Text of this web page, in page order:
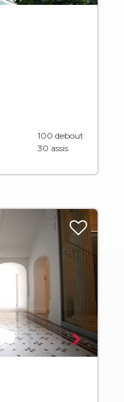
100 debout
30 assis